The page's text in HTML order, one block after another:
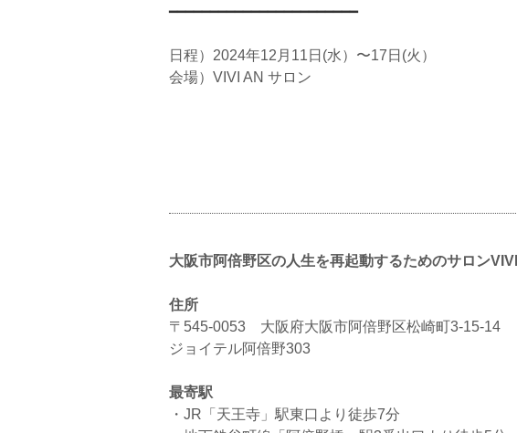
━━━━━━━━━━━━━━━━━━━━━━━
日程）2024年12月11日(水）〜17日(火）
会場）VIVI AN サロン
大阪市阿倍野区の人生を再起動するためのサロン
住所
〒545-0053 大阪府大阪市阿倍野区松崎町3-15-14
ジョイテル阿倍野303
最寄駅
・JR「天王寺」駅東口より徒歩7分